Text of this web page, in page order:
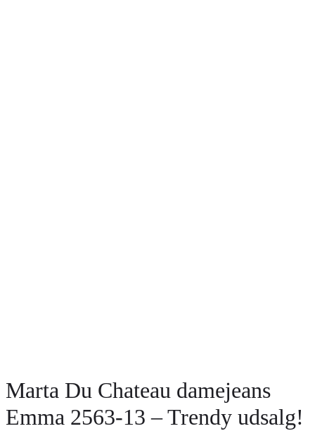
Marta Du Chateau damejeans
Emma 2563-13 – Trendy udsalg!